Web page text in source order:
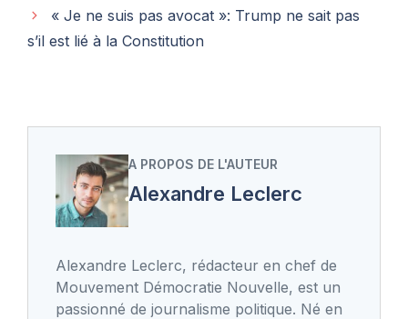
« Je ne suis pas avocat »: Trump ne sait pas
s’il est lié à la Constitution
A PROPOS DE L'AUTEUR
Alexandre Leclerc
Alexandre Leclerc, rédacteur en chef de
Mouvement Démocratie Nouvelle, est un
passionné de journalisme politique. Né en